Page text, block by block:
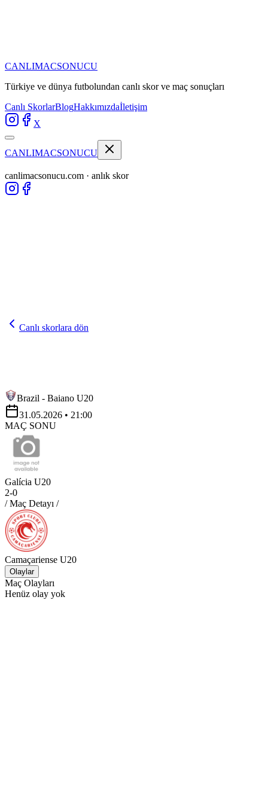
CANLIMACSONUCU
Türkiye ve dünya futbolundan canlı skor ve maç sonuçları
Canlı SkorlarBlogHakkımızdaİletişim
X
CANLIMACSONUCU
canlimacsonucu.com · anlık skor
Canlı skorlara dön
Brazil - Baiano U20
31.05.2026 • 21:00
MAÇ SONU
Galícia U20
2-0
/ Maç Detayı /
Camaçariense U20
Olaylar
Maç Olayları
Henüz olay yok